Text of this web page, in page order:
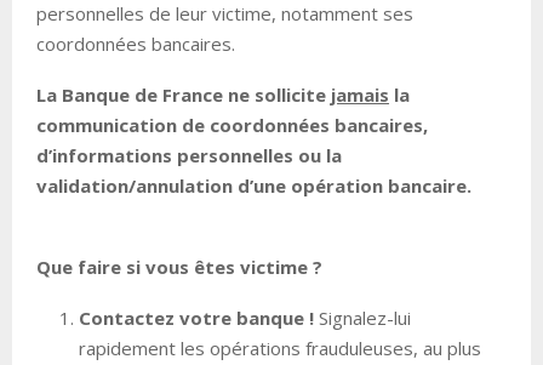
personnelles de leur victime, notamment ses
coordonnées bancaires.
La Banque de France ne sollicite jamais la
communication de coordonnées bancaires,
d’informations personnelles ou la
validation/annulation d’une opération bancaire.
Que faire si vous êtes victime ?
Contactez votre banque ! Signalez-lui
rapidement les opérations frauduleuses, au plus